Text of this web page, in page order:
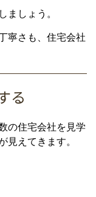
ましょう。
寧さも、住宅会社
る
の住宅会社を見学
見えてきます。